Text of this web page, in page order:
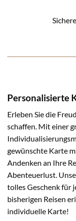
Personalisierte
Erleben Sie die
schaffen. Mit einer
gewünschte Karte
Andenken an Ihre
Abenteuerlust.
tolles Geschenk für
bisherigen Reisen
individuelle Karte!